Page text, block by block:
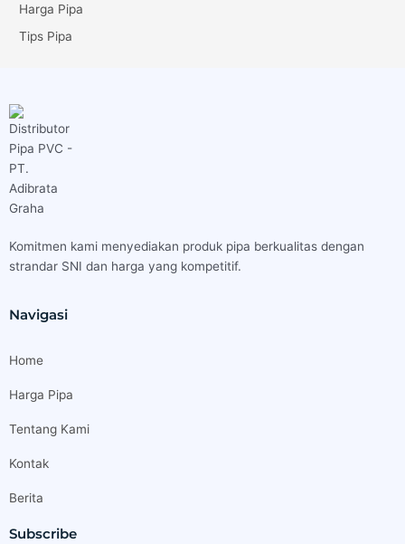
Harga Pipa
Tips Pipa
Komitmen kami menyediakan produk pipa berkualitas dengan
strandar SNI dan harga yang kompetitif.
Navigasi
Home
Harga Pipa
Tentang Kami
Kontak
Berita
Subscribe